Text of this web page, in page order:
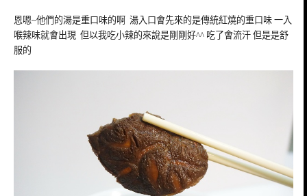
恩嗯~他們的湯是重口味的啊 湯入口會先來的是傳統紅燒的重口味 一入
喉辣味就會出現 但以我吃小辣的來說是剛剛 好^^ 吃了會流汗 但是是舒
服的